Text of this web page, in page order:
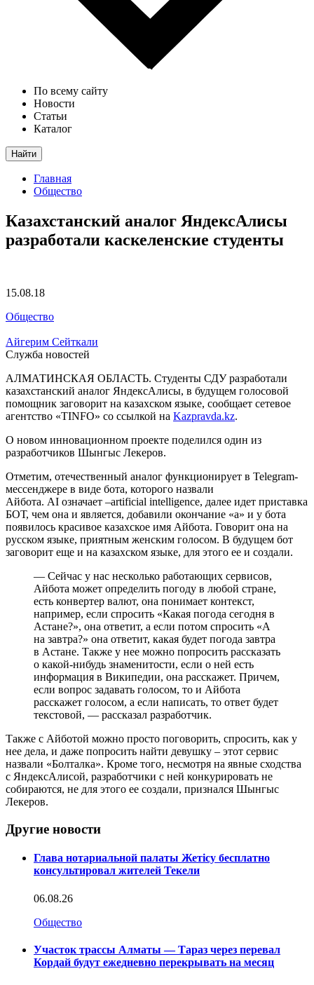
По всему сайту
Новости
Статьи
Каталог
Найти
Главная
Общество
Казахстанский аналог ЯндексАлисы
разработали каскеленские студенты
15.08.18
Общество
Айгерим Сейткали
Служба новостей
АЛМАТИНСКАЯ ОБЛАСТЬ. Студенты СДУ разработали
казахстанский аналог ЯндексАлисы, в будущем голосовой
помощник заговорит на казахском языке, сообщает сетевое
агентство «TINFO» со ссылкой на Kazpravda.kz.
О новом инновационном проекте поделился один из
разработчиков Шынгыс Лекеров.
Отметим, отечественный аналог функционирует в Telegram-
мессенджере в виде бота, которого назвали
Айбота. AI означает –artificial intelligence, далее идет приставка
БОТ, чем она и является, добавили окончание «а» и у бота
появилось красивое казахское имя Айбота. Говорит она на
русском языке, приятным женским голосом. В будущем бот
заговорит еще и на казахском языке, для этого ее и создали.
— Сейчас у нас несколько работающих сервисов,
Айбота может определить погоду в любой стране,
есть конвертер валют, она понимает контекст,
например, если спросить «Какая погода сегодня в
Астане?», она ответит, а если потом спросить «А
на завтра?» она ответит, какая будет погода завтра
в Астане. Также у нее можно попросить рассказать
о какой-нибудь знаменитости, если о ней есть
информация в Википедии, она расскажет. Причем,
если вопрос задавать голосом, то и Айбота
расскажет голосом, а если написать, то ответ будет
текстовой, — рассказал разработчик.
Также с Айботой можно просто поговорить, спросить, как у
нее дела, и даже попросить найти девушку – этот сервис
назвали «Болталка». Кроме того, несмотря на явные сходства
с ЯндексАлисой, разработчики с ней конкурировать не
собираются, не для этого ее создали, признался Шынгыс
Лекеров.
Другие новости
Глава нотариальной палаты Жетісу бесплатно
консультировал жителей Текели
06.08.26
Общество
Участок трассы Алматы — Тараз через перевал
Кордай будут ежедневно перекрывать на месяц